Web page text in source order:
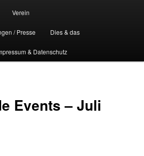
Verein
/ Presse Dies & das
& Datenschutz
Events – Juli